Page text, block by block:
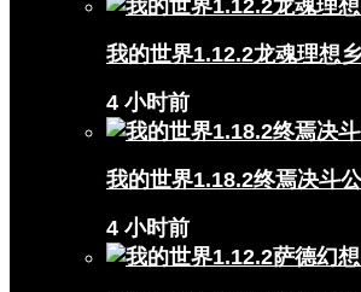
我的世界1.12.2龙魂理想
4 小时前
我的世界1.18.2终焉决斗
4 小时前